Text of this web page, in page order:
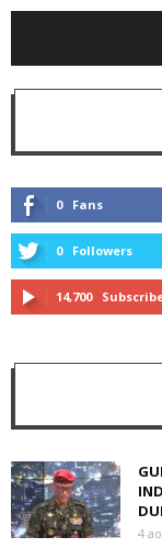
0 Fans
0 Followers
14,700
4